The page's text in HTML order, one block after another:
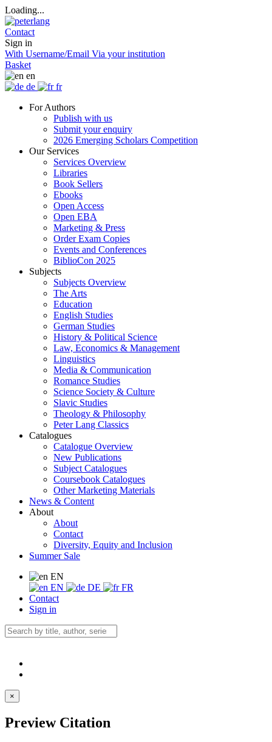
Loading...
Contact
Sign in
With Username/Email Via your institution
Basket
en
de
fr
For Authors
Publish with us
Submit your enquiry
2026 Emerging Scholars Competition
Our Services
Services Overview
Libraries
Book Sellers
Ebooks
Open Access
Open EBA
Marketing & Press
Order Exam Copies
Events and Conferences
BiblioCon 2025
Subjects
Subjects Overview
The Arts
Education
English Studies
German Studies
History & Political Science
Law, Economics & Management
Linguistics
Media & Communication
Romance Studies
Science Society & Culture
Slavic Studies
Theology & Philosophy
Peter Lang Classics
Catalogues
Catalogue Overview
New Publications
Subject Catalogues
Coursebook Catalogues
Other Marketing Materials
News & Content
About
About
Contact
Diversity, Equity and Inclusion
Summer Sale
EN
EN
DE
FR
Contact
Sign in
×
Preview Citation